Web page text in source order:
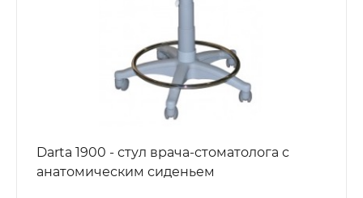
Darta 1900 - стул врача-стоматолога с
анатомическим сиденьем